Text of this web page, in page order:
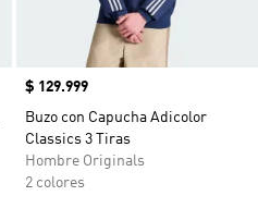
Precio
$ 129.999
Buzo con Capucha Adicolor
Classics 3 Tiras
Hombre Originals
2 colores